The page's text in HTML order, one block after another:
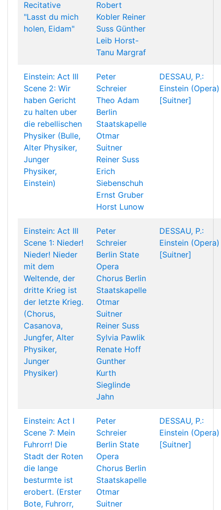
Recitative
"Lasst du mich
holen, Eidam"
Robert
Kobler Reiner
Suss Günther
Leib Horst-
Tanu Margraf
Einstein: Act III
Scene 2: Wir
haben Gericht
zu halten uber
die rebellischen
Physiker (Bulle,
Alter Physiker,
Junger
Physiker,
Einstein)
Peter
Schreier
Theo Adam
Berlin
Staatskapelle
Otmar
Suitner
Reiner Suss
Erich
Siebenschuh
Ernst Gruber
Horst Lunow
DESSAU, P.:
Einstein (Opera)
[Suitner]
Einstein: Act III
Scene 1: Nieder!
Nieder! Nieder
mit dem
Weltende, der
dritte Krieg ist
der letzte Krieg.
(Chorus,
Casanova,
Jungfer, Alter
Physiker,
Junger
Physiker)
Peter
Schreier
Berlin State
Opera
Chorus Berlin
Staatskapelle
Otmar
Suitner
Reiner Suss
Sylvia Pawlik
Renate Hoff
Gunther
Kurth
Sieglinde
Jahn
DESSAU, P.:
Einstein (Opera)
[Suitner]
Einstein: Act I
Scene 7: Mein
Fuhrorr! Die
Stadt der Roten
die lange
besturmte ist
erobert. (Erster
Bote, Fuhrorr,
Peter
Schreier
Berlin State
Opera
Chorus Berlin
Staatskapelle
Otmar
Suitner
DESSAU, P.:
Einstein (Opera)
[Suitner]